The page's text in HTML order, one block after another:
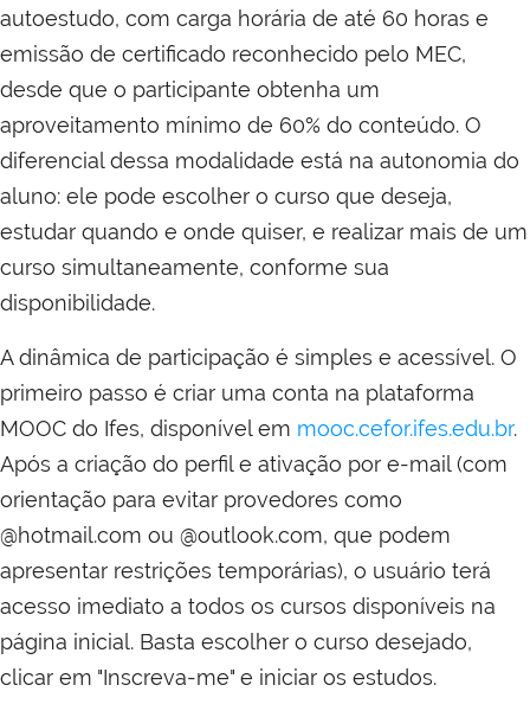
autoestudo, com carga horária de até 60 horas e
emissão de certificado reconhecido pelo MEC,
desde que o participante obtenha um
aproveitamento mínimo de 60% do conteúdo. O
diferencial dessa modalidade está na autonomia do
aluno: ele pode escolher o curso que deseja,
estudar quando e onde quiser, e realizar mais de um
curso simultaneamente, conforme sua
disponibilidade.
A dinâmica de participação é simples e acessível. O
primeiro passo é criar uma conta na plataforma
MOOC do Ifes, disponível em mooc.cefor.ifes.edu.br.
Após a criação do perfil e ativação por e-mail (com
orientação para evitar provedores como
@hotmail.com ou @outlook.com, que podem
apresentar restrições temporárias), o usuário terá
acesso imediato a todos os cursos disponíveis na
página inicial. Basta escolher o curso desejado,
clicar em "Inscreva-me" e iniciar os estudos.